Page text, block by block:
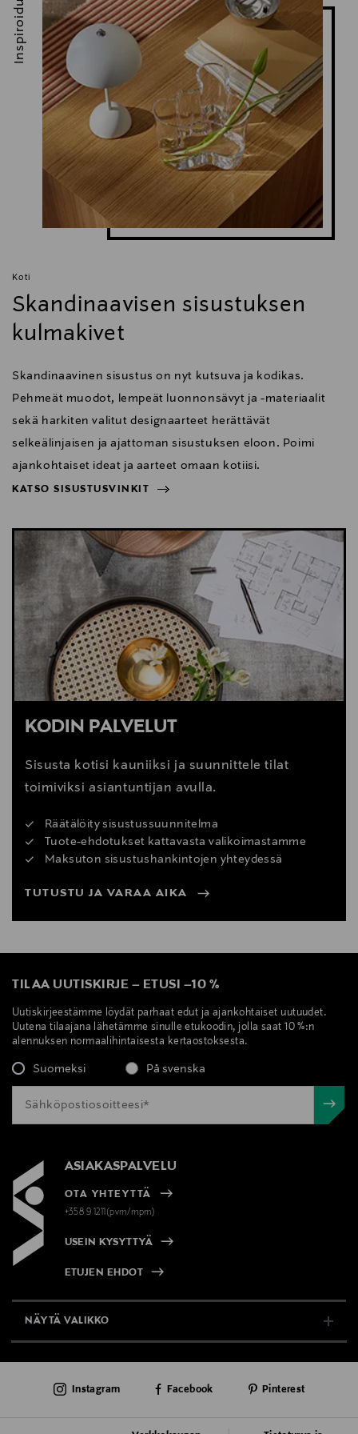
Koti
Skandinaavisen sisustuksen
kulmakivet
Skandinaavinen sisustus on nyt kutsuva ja kodikas.
Pehmeät muodot, lempeät luonnonsävyt ja -materiaalit
sekä harkiten valitut designaarteet herättävät
selkeälinjaisen ja ajattoman sisustuksen eloon. Poimi
ajankohtaiset ideat ja aarteet omaan kotiisi.
KATSO SISUSTUSVINKIT
Inspiroidu
KATSO SISUSTUSVINKIT
KODIN PALVELUT
Sisusta kotisi kauniiksi ja suunnittele tilat
toimiviksi asiantuntijan avulla.
Räätälöity sisustussuunnitelma
Tuote-ehdotukset kattavasta valikoimastamme
Maksuton sisustushankintojen yhteydessä
TUTUSTU JA VARAA AIKA
TILAA UUTISKIRJE – ETUSI –10 %
Uutiskirjeestämme löydät parhaat edut ja ajankohtaiset uutuudet.
Uutena tilaajana lähetämme sinulle etukoodin, jolla saat 10 %:n
alennuksen normaalihintaisesta kertaostoksesta.
Suomeksi På svenska
ASIAKASPALVELU
OTA YHTEYTTÄ
+358 9 1211(pvm/mpm)
USEIN KYSYTTYÄ
ETUJEN EHDOT
NÄYTÄ VALIKKO
AJANKOHTAISTA
Instagram Facebook Pinterest